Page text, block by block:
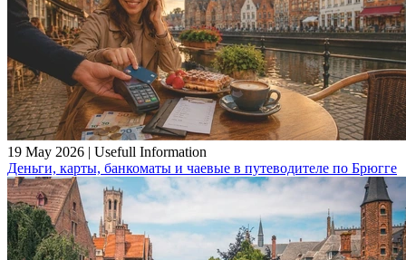
19 May 2026 | Usefull Information
Деньги, карты, банкоматы и чаевые в путеводителе по Брюгге